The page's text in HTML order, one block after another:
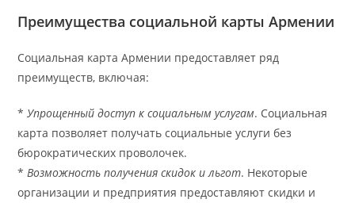
Преимущества социальной карты Армении
Социальная карта Армении предоставляет ряд
преимуществ, включая:
*Упрощенный доступ к социальным услугам. Социальная
карта позволяет получать социальные услуги без
бюрократических проволочек.
* Возможность получения скидок и льгот. Некоторые
организации и предприятия предоставляют скидки и